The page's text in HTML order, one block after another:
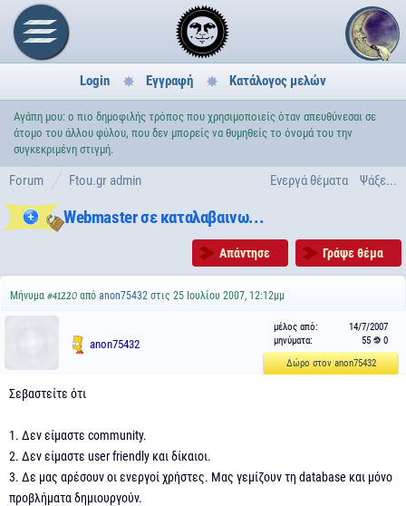
Login Εγγραφή Κατάλογος μελών
Αγάπη μου: ο πιο δημοφιλής τρόπος που χρησιμοποιείς όταν απευθύνεσαι σε
άτομο του άλλου φύλου, που δεν μπορείς να θυμηθείς το όνομά του την
συγκεκριμένη στιγμή.
Ενεργά θέματα Ψάξε...
Forum Ftou.gr admin
Webmaster σε καταλαβαινω...
Απάντησε Γράψε θέμα
Μήνυμα #41220 από anon75432 στις 25 Ιουλίου 2007, 12:12μμ
anon75432
μέλος από:
14/7/2007
μηνύματα:
55
0
Δώρο στον anon75432
Σεβαστείτε ότι
1. Δεν είμαστε community.
2. Δεν είμαστε user friendly και δίκαιοι.
3. Δε μας αρέσουν οι ενεργοί χρήστες. Μας γεμίζουν τη database και μόνο
προβλήματα δημιουργούν.